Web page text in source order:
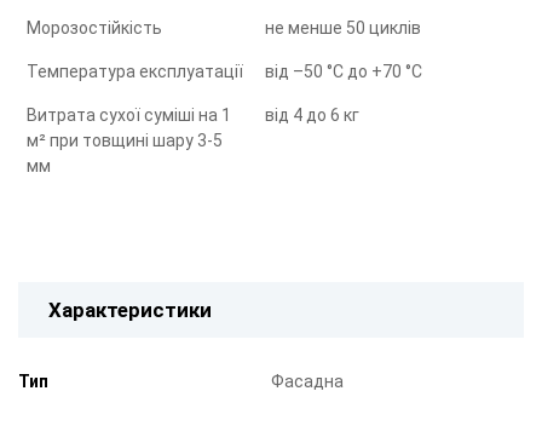
Морозостійкість не менше 50 циклів
Температура експлуатації від –50 °С до +70 °С
Витрата сухої суміші на 1
м² при товщині шару 3-5
мм
від 4 до 6 кг
Характеристики
Тип Фасадна